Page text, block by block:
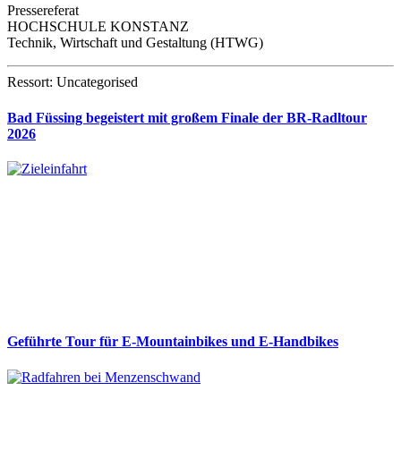
Pressereferat
HOCHSCHULE KONSTANZ
Technik, Wirtschaft und Gestaltung (HTWG)
Ressort: Uncategorised
Bad Füssing begeistert mit großem Finale der BR-Radltour
2026
Geführte Tour für E-Mountainbikes und E-Handbikes